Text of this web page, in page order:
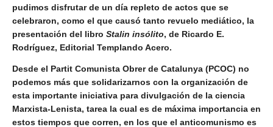
pudimos disfrutar de un día repleto de actos que se
celebraron, como el que causó tanto revuelo mediático, la
presentación del libro Stalin insólito, de Ricardo E.
Rodríguez, Editorial Templando Acero.
Desde el Partit Comunista Obrer de Catalunya (PCOC) no
podemos más que solidarizarnos con la organización de
esta importante iniciativa para divulgación de la ciencia
Marxista-Lenista, tarea la cual es de máxima importancia en
estos tiempos que corren, en los que el anticomunismo es